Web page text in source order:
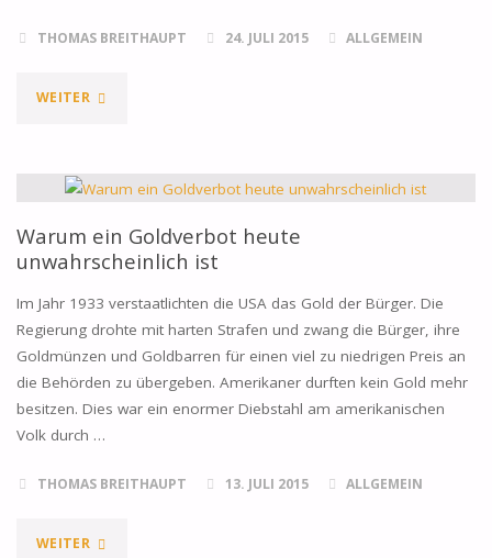
THOMAS BREITHAUPT 24. JULI 2015 ALLGEMEIN
WEITER"DER
BRAUCHT
DEN
GLAUBEN,
BRAUCHT
VERNUNFT"
Warum ein Goldverbot heute
unwahrscheinlich ist
Im Jahr 1933 verstaatlichten die USA das Gold der Bürger. Die
Regierung drohte mit harten Strafen und zwang die Bürger, ihre
Goldmünzen und Goldbarren für einen viel zu niedrigen Preis an
die Behörden zu übergeben. Amerikaner durften kein Gold mehr
besitzen. Dies war ein enormer Diebstahl am amerikanischen
Volk durch …
THOMAS BREITHAUPT 13. JULI 2015 ALLGEMEIN
WEITER"WARUM